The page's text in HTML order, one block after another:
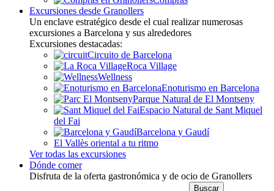
Excursiones desde Granollers
Un enclave estratégico desde el cual realizar numerosas
excursiones a Barcelona y sus alrededores
Excursiones destacadas:
Circuito de Barcelona
Roca Village
Wellness
Enoturismo en Barcelona
Parque Natural de El Montseny
Espacio Natural de Sant Miquel
del Fai
Barcelona y Gaudí
El Vallès oriental a tu ritmo
Ver todas las excursiones
Dónde comer
Disfruta de la oferta gastronómica y de ocio de Granollers